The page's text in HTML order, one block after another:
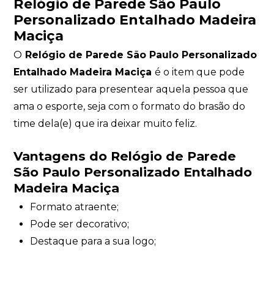
Relógio de Parede São Paulo
Personalizado Entalhado Madeira
Maciça
O Relógio de Parede São Paulo Personalizado
Entalhado Madeira Maciçaé o item que pode
ser utilizado para presentear aquela pessoa que
ama o esporte, seja com o formato do brasão do
time dela(e) que ira deixar muito feliz.
Vantagens do Relógio de Parede
São Paulo Personalizado Entalhado
Madeira Maciça
Formato atraente;
Pode ser decorativo;
Destaque para a sua logo;